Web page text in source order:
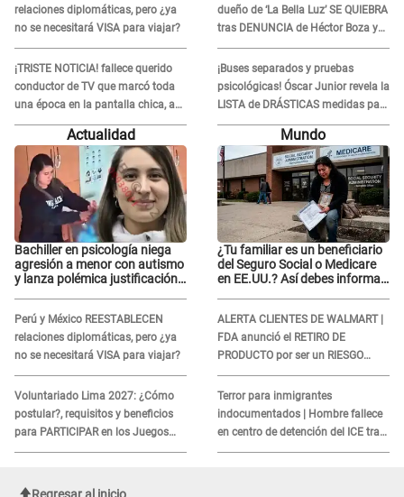
relaciones diplomáticas, pero ¿ya
no se necesitará VISA para viajar?
¡TRISTE NOTICIA! fallece querido
conductor de TV que marcó toda
una época en la pantalla chica, así
fue su repentino adiós
dueño de ‘La Bella Luz’ SE QUIEBRA
tras DENUNCIA de Héctor Boza y
ARREMETE contra Claudia Salazar
¡Buses separados y pruebas
psicológicas! Óscar Junior revela la
LISTA de DRÁSTICAS medidas para
prevenir acoso en 'La Bella Luz' tras
caso Naldy Saldaña
Actualidad
Bachiller en psicología niega
agresión a menor con autismo
y lanza polémica justificación:
Perú y México REESTABLECEN
relaciones diplomáticas, pero ¿ya
no se necesitará VISA para viajar?
Voluntariado Lima 2027: ¿Cómo
postular?, requisitos y beneficios
para PARTICIPAR en los Juegos
Panamericanos
Mundo
¿Tu familiar es un beneficiario
del Seguro Social o Medicare
en EE.UU.? Así debes informar
ALERTA CLIENTES DE WALMART |
FDA anunció el RETIRO DE
PRODUCTO por ser un RIESGO
MORTAL para consumidores: ¿Cuál
es?
Terror para inmigrantes
indocumentados | Hombre fallece
en centro de detención del ICE tras
sufrir una "emergencia médica"
Regresar al inicio